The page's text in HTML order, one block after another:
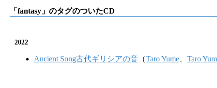
「 fantasy 」のタグのついたCD
2022
Ancient Song古代ギリシアの音 （Taro Yume Taro